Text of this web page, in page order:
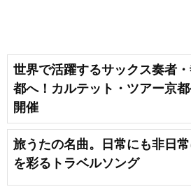
世界で活躍するサックス奏者
都へ！カルテット・ツアー京
開催
旅うたの名曲。日常にも非日
を彩るトラベルソング